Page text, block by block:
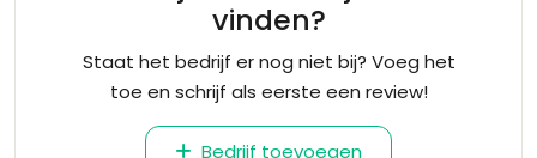
vinden?
Staat het bedrijf er nog niet bij? Voeg het
toe en schrijf als eerste een review!
Bedrijf toevoegen